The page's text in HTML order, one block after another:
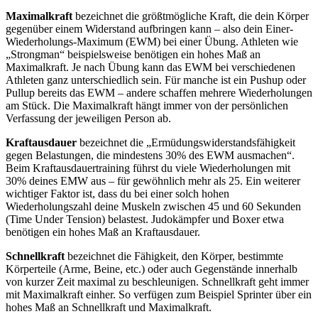
Maximalkraft bezeichnet die größtmögliche Kraft, die dein Körper
gegenüber einem Widerstand aufbringen kann – also dein Einer-
Wiederholungs-Maximum (EWM) bei einer Übung. Athleten wie
„Strongman“ beispielsweise benötigen ein hohes Maß an
Maximalkraft. Je nach Übung kann das EWM bei verschiedenen
Athleten ganz unterschiedlich sein. Für manche ist ein Pushup oder
Pullup bereits das EWM – andere schaffen mehrere Wiederholungen
am Stück. Die Maximalkraft hängt immer von der persönlichen
Verfassung der jeweiligen Person ab.
Kraftausdauer bezeichnet die „Ermüdungswiderstandsfähigkeit
gegen Belastungen, die mindestens 30% des EWM ausmachen“.
Beim Kraftausdauertraining führst du viele Wiederholungen mit
30% deines EMW aus – für gewöhnlich mehr als 25. Ein weiterer
wichtiger Faktor ist, dass du bei einer solch hohen
Wiederholungszahl deine Muskeln zwischen 45 und 60 Sekunden
(Time Under Tension) belastest. Judokämpfer und Boxer etwa
benötigen ein hohes Maß an Kraftausdauer.
Schnellkraft bezeichnet die Fähigkeit, den Körper, bestimmte
Körperteile (Arme, Beine, etc.) oder auch Gegenstände innerhalb
von kurzer Zeit maximal zu beschleunigen. Schnellkraft geht immer
mit Maximalkraft einher. So verfügen zum Beispiel Sprinter über ein
hohes Maß an Schnellkraft und Maximalkraft.